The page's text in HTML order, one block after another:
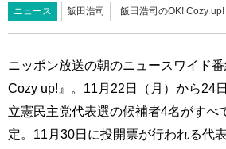
ニュース 飯田浩司 飯田浩司のOK! Cozy up!
ニッポン放送の朝のニュースワイド
Cozy up!』。11月22日（月）から24
立憲民主党代表選の候補者4名がすべ
定。11月30日に投開票が行われる代